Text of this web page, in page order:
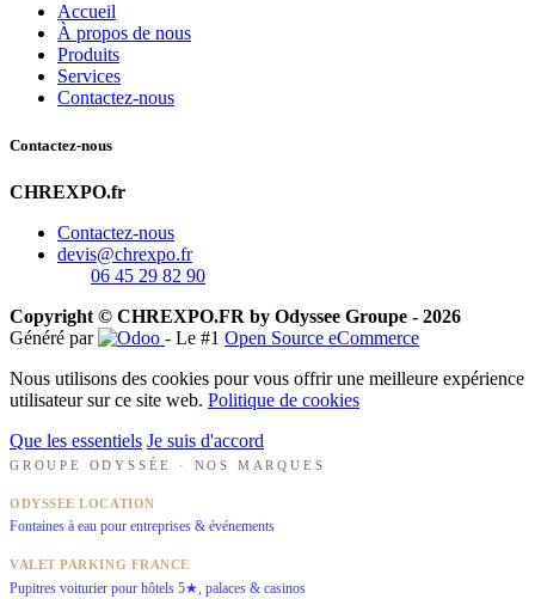
Accueil
À propos de nous
Produits
Services
Contactez-nous
Contactez-nous
CHREXPO.fr
Contactez-nous
devis@chrexpo.fr
06 45 29 82 90
Copyright © CHREXPO.FR by Odyssee Groupe - 2026
Généré par
- Le #1 Open Source eCommerce
Nous utilisons des cookies pour vous offrir une meilleure expérience
utilisateur sur ce site web. Politique de cookies
Que les essentiels Je suis d'accord
GROUPE ODYSSÉE · NOS MARQUES
ODYSSEE LOCATION
Fontaines à eau pour entreprises & événements
VALET PARKING FRANCE
Pupitres voiturier pour hôtels 5★, palaces & casinos